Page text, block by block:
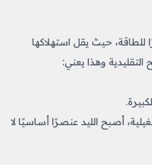
للطاقة، حيث يقل استهلاكها
أصبح الليد عنصرًا أساسيًا لا